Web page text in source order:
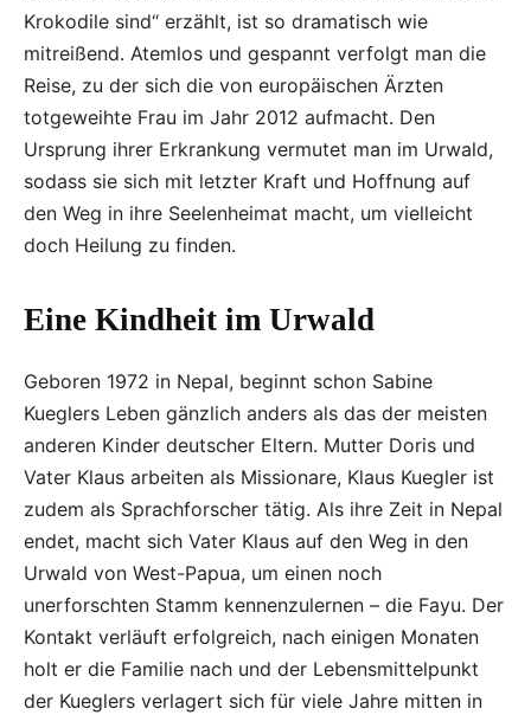
Krokodile sind“ erzählt, ist so dramatisch wie
mitreißend. Atemlos und gespannt verfolgt man die
Reise, zu der sich die von europäischen Ärzten
totgeweihte Frau im Jahr 2012 aufmacht. Den
Ursprung ihrer Erkrankung vermutet man im Urwald,
sodass sie sich mit letzter Kraft und Hoffnung auf
den Weg in ihre Seelenheimat macht, um vielleicht
doch Heilung zu finden.
Eine Kindheit im Urwald
Geboren 1972 in Nepal, beginnt schon Sabine
Kueglers Leben gänzlich anders als das der meisten
anderen Kinder deutscher Eltern. Mutter Doris und
Vater Klaus arbeiten als Missionare, Klaus Kuegler ist
zudem als Sprachforscher tätig. Als ihre Zeit in Nepal
endet, macht sich Vater Klaus auf den Weg in den
Urwald von West-Papua, um einen noch
unerforschten Stamm kennenzulernen – die Fayu. Der
Kontakt verläuft erfolgreich, nach einigen Monaten
holt er die Familie nach und der Lebensmittelpunkt
der Kueglers verlagert sich für viele Jahre mitten in